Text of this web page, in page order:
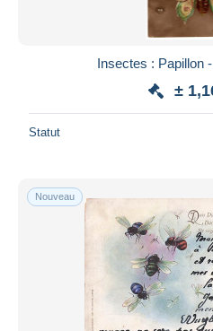
Insectes : Papillon
±
Statut
Nouveau